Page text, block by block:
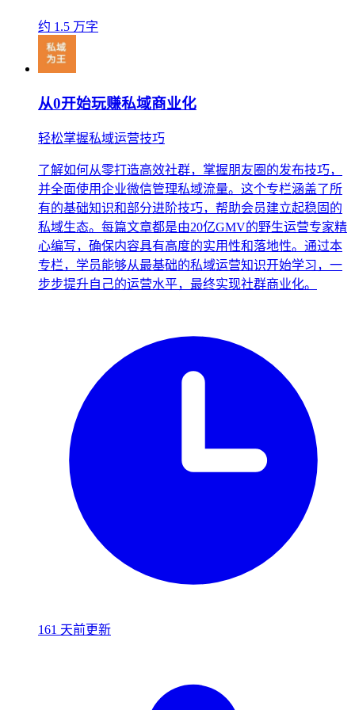
约 1.5 万字
从0开始玩赚私域商业化
轻松掌握私域运营技巧
了解如何从零打造高效社群，掌握朋友圈的发布技巧，
并全面使用企业微信管理私域流量。这个专栏涵盖了所
有的基础知识和部分进阶技巧，帮助会员建立起稳固的
私域生态。每篇文章都是由20亿GMV的野生运营专家精
心编写，确保内容具有高度的实用性和落地性。通过本
专栏，学员能够从最基础的私域运营知识开始学习，一
步步提升自己的运营水平，最终实现社群商业化。
161 天前更新